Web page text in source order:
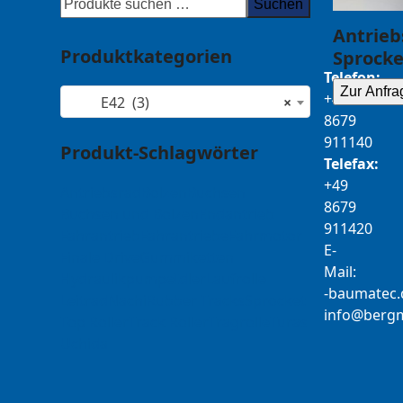
Zur
Suchen
Produktkategorien
×
E42 (3)
Produkt-Schlagwörter
Telefon:
+49
8679
911140
Telefax:
+49
8679
911420
E-
Mail:
tamua
b-
@ofni